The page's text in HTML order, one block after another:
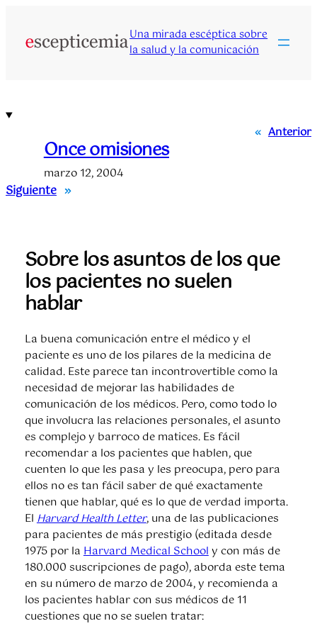
contenido
Una mirada escéptica sobre
la salud y la comunicación
« Anterior
Once omisiones
marzo 12, 2004
Siguiente »
Sobre los asuntos de los que
los pacientes no suelen
hablar
La buena comunicación entre el médico y el
paciente es uno de los pilares de la medicina de
calidad. Este parece tan incontrovertible como la
necesidad de mejorar las habilidades de
comunicación de los médicos. Pero, como todo lo
que involucra las relaciones personales, el asunto
es complejo y barroco de matices. Es fácil
recomendar a los pacientes que hablen, que
cuenten lo que les pasa y les preocupa, pero para
ellos no es tan fácil saber de qué exactamente
tienen que hablar, qué es lo que de verdad importa.
ElHarvard Health Letter, una de las publicaciones
para pacientes de más prestigio (editada desde
1975 por laHarvard Medical Schooly con más de
180.000 suscripciones de pago), aborda este tema
en su número de marzo de 2004, y recomienda a
los pacientes hablar con sus médicos de 11
cuestiones que no se suelen tratar: